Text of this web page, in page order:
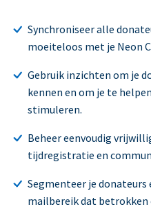
Synchroniseer alle
moeiteloos met je Neon
Gebruik inzichten om je
kennen en om je te
stimuleren.
Beheer eenvoudig
tijdregistratie en
Segmenteer je
mailbereik dat betrokken